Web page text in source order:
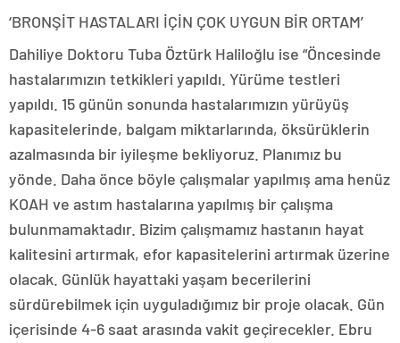
‘BRONŞİT HASTALARI İÇİN ÇOK UYGUN BİR ORTAM’
Dahiliye Doktoru Tuba Öztürk Haliloğlu ise “Öncesinde
hastalarımızın tetkikleri yapıldı. Yürüme testleri
yapıldı. 15 günün sonunda hastalarımızın yürüyüş
kapasitelerinde, balgam miktarlarında, öksürüklerin
azalmasında bir iyileşme bekliyoruz. Planımız bu
yönde. Daha önce böyle çalışmalar yapılmış ama henüz
KOAH ve astım hastalarına yapılmış bir çalışma
bulunmamaktadır. Bizim çalışmamız hastanın hayat
kalitesini artırmak, efor kapasitelerini artırmak üzerine
olacak. Günlük hayattaki yaşam becerilerini
sürdürebilmek için uyguladığımız bir proje olacak. Gün
içerisinde 4-6 saat arasında vakit geçirecekler. Ebru